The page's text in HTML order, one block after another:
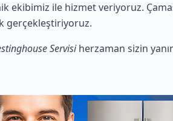
ile hizmet veriyoruz.
gerçekleştiriyoruz.
Servisiherzaman sizin